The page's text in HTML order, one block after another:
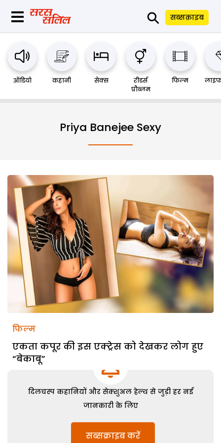
⚲ सब्सक्राइब
ऑडियो कहानी सेक्स
रीडर्स
प्रौब्लम
फिल्म
Priya Banejee Sexy
फिल्म
एकता कपूर की इस एक्ट्रेस को देखकर लोग हुए
“बेकाबू”
दिलचस्प कहानियों और सेक्शुअल हेल्थ से जुड़ी हर नई
जानकारी के लिए
सब्सक्राइब करें